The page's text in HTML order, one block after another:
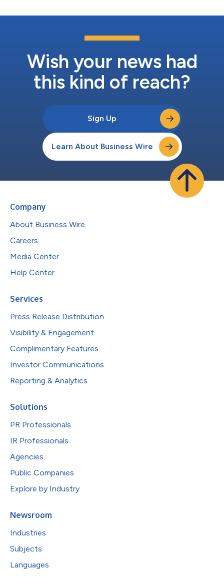
容方面的医疗保健需求（隆胸和再造），提供创新优质解决方案，
Collection™（100%填充）、PERLE™和Luna XT™可满足患者的
一系列需求，包括柔软自然的外观和更丰满、更抢眼的外形等。
Wish your news had
this kind of reach?
Sign Up
Learn About Business Wire
Company
About Business Wire
Careers
Media Center
Help Center
Services
Press Release Distribution
Visibility & Engagement
Complimentary Features
Investor Communications
Reporting & Analytics
Solutions
PR Professionals
IR Professionals
Agencies
Public Companies
Explore by Industry
Newsroom
Industries
Subjects
Languages